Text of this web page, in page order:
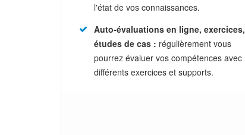
l'état de vos connaissances.
Auto-évaluations en ligne, exercices,
études de cas : régulièrement vous
pourrez évaluer vos compétences avec
différents exercices et supports.